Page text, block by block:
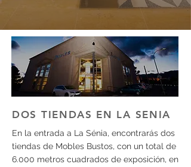
DOS TIENDAS EN LA SENIA
En la entrada a La Sénia, encontrarás dos
tiendas de Mobles Bustos, con un total de
6.000 metros cuadrados de exposición, en